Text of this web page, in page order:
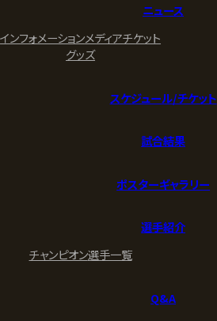
ニュース
インフォメーションメディアチケット
グッズ
スケジュール/チケット
試合結果
ポスターギャラリー
選手紹介
チャンピオン選手一覧
Q&A